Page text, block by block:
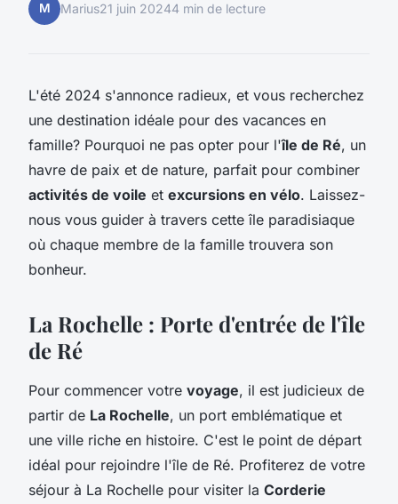
M Marius21 juin 20244 min de lecture
L'été 2024 s'annonce radieux, et vous recherchez
une destination idéale pour des vacances en
famille? Pourquoi ne pas opter pour l'île de Ré, un
havre de paix et de nature, parfait pour combiner
activités de voile et excursions en vélo. Laissez-
nous vous guider à travers cette île paradisiaque
où chaque membre de la famille trouvera son
bonheur.
La Rochelle : Porte d'entrée de l'île
de Ré
Pour commencer votre voyage, il est judicieux de
partir de La Rochelle, un port emblématique et
une ville riche en histoire. C'est le point de départ
idéal pour rejoindre l'île de Ré. Profiterez de votre
séjour à La Rochelle pour visiter la Corderie